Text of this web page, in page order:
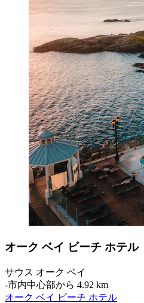
オーク ベイ ビーチ ホテル
サウス オーク ベイ
‐市内中心部から 4.92 km
オーク ベイ ビーチ ホテル